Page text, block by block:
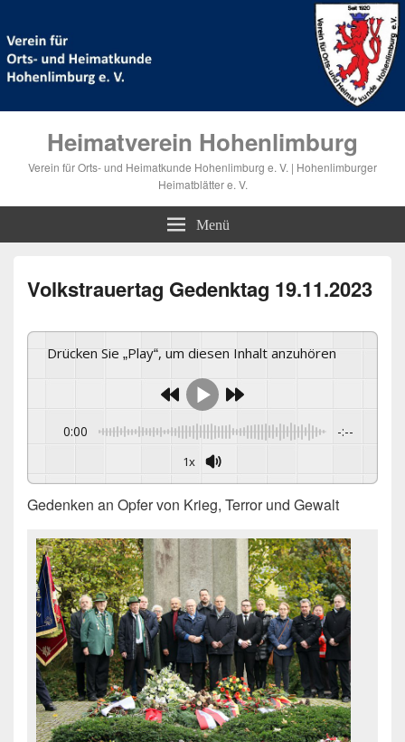
Heimatverein Hohenlimburg
Verein für Orts- und Heimatkunde Hohenlimburg e. V. | Hohenlimburger
Heimatblätter e. V.
Menü
Volkstrauertag Gedenktag 19.11.2023
Drücken Sie „Play“, um diesen Inhalt anzuhören
0:00 -:--
1x
Gedenken an Opfer von Krieg, Terror und Gewalt